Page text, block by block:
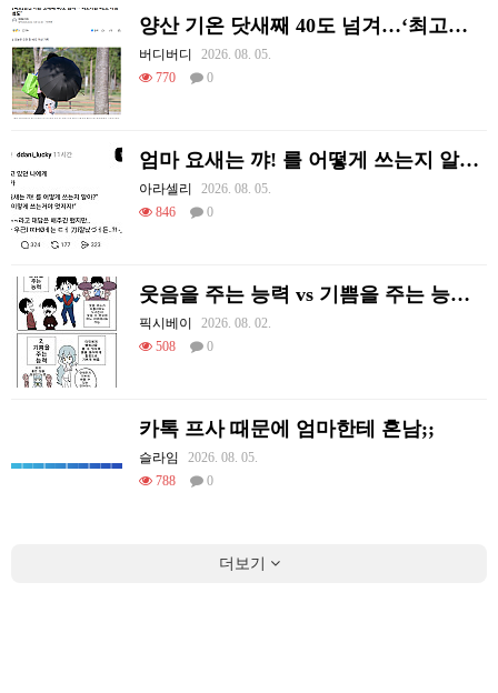
양산 기온 닷새째 40도 넘겨…‘최고기온 42도 가능성도’
버디버디
2026. 08. 05.
770
0
엄마 요새는 꺄! 를 어떻게 쓰는지 알아?
아라셀리
2026. 08. 05.
846
0
웃음을 주는 능력 vs 기쁨을 주는 능력 만화
픽시베이
2026. 08. 02.
508
0
카톡 프사 때문에 엄마한테 혼남;;
슬라임
2026. 08. 05.
788
0
더보기